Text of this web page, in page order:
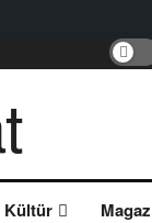
Kültür